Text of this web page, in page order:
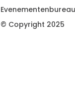
© Copyright 2025